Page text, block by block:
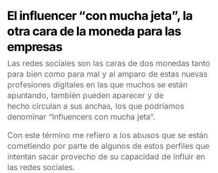
El influencer “con mucha jeta”, la
otra cara de la moneda para las
empresas
Las redes sociales son las caras de dos monedas tanto
para bien como para mal y al amparo de estas nuevas
profesiones digitales en las que muchos se están
apuntando, también pueden aparecer y de
hecho circulan a sus anchas, los que podríamos
denominar “Influencers con mucha jeta”.
Con este término me refiero a los abusos que se están
cometiendo por parte de algunos de estos perfiles que
intentan sacar provecho de su capacidad de influir en
las redes sociales.